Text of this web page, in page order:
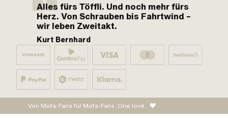
Alles fürs Töffli. Und noch mehr fürs
Herz. Von Schrauben bis Fahrtwind –
wir leben Zweitakt.
Kurt Bernhard
Von Mofa-Fans für Mofa-Fans. One love.